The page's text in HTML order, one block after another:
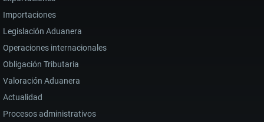
Importaciones
Legislación Aduanera
Operaciones internacionales
Obligación Tributaria
Valoración Aduanera
Actualidad
Procesos administrativos